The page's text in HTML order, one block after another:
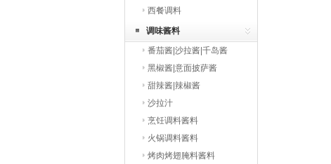
西餐调料
调味酱料
番茄酱|沙拉酱|千岛酱
黑椒酱|意面披萨酱
甜辣酱|辣椒酱
沙拉汁
烹饪调料酱料
火锅调料酱料
烤肉烤翅腌料酱料